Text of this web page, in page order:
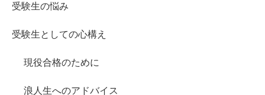
受験生の悩み
受験生としての心構え
現役合格のために
浪人生へのアドバイス